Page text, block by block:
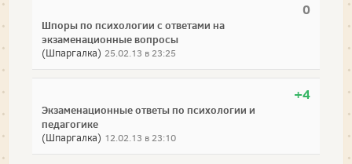
0
Шпоры по психологии с ответами на
экзаменационные вопросы
(Шпаргалка) 25.02.13 в 23:25
+4
Экзаменационные ответы по психологии и
педагогике
(Шпаргалка) 12.02.13 в 23:10